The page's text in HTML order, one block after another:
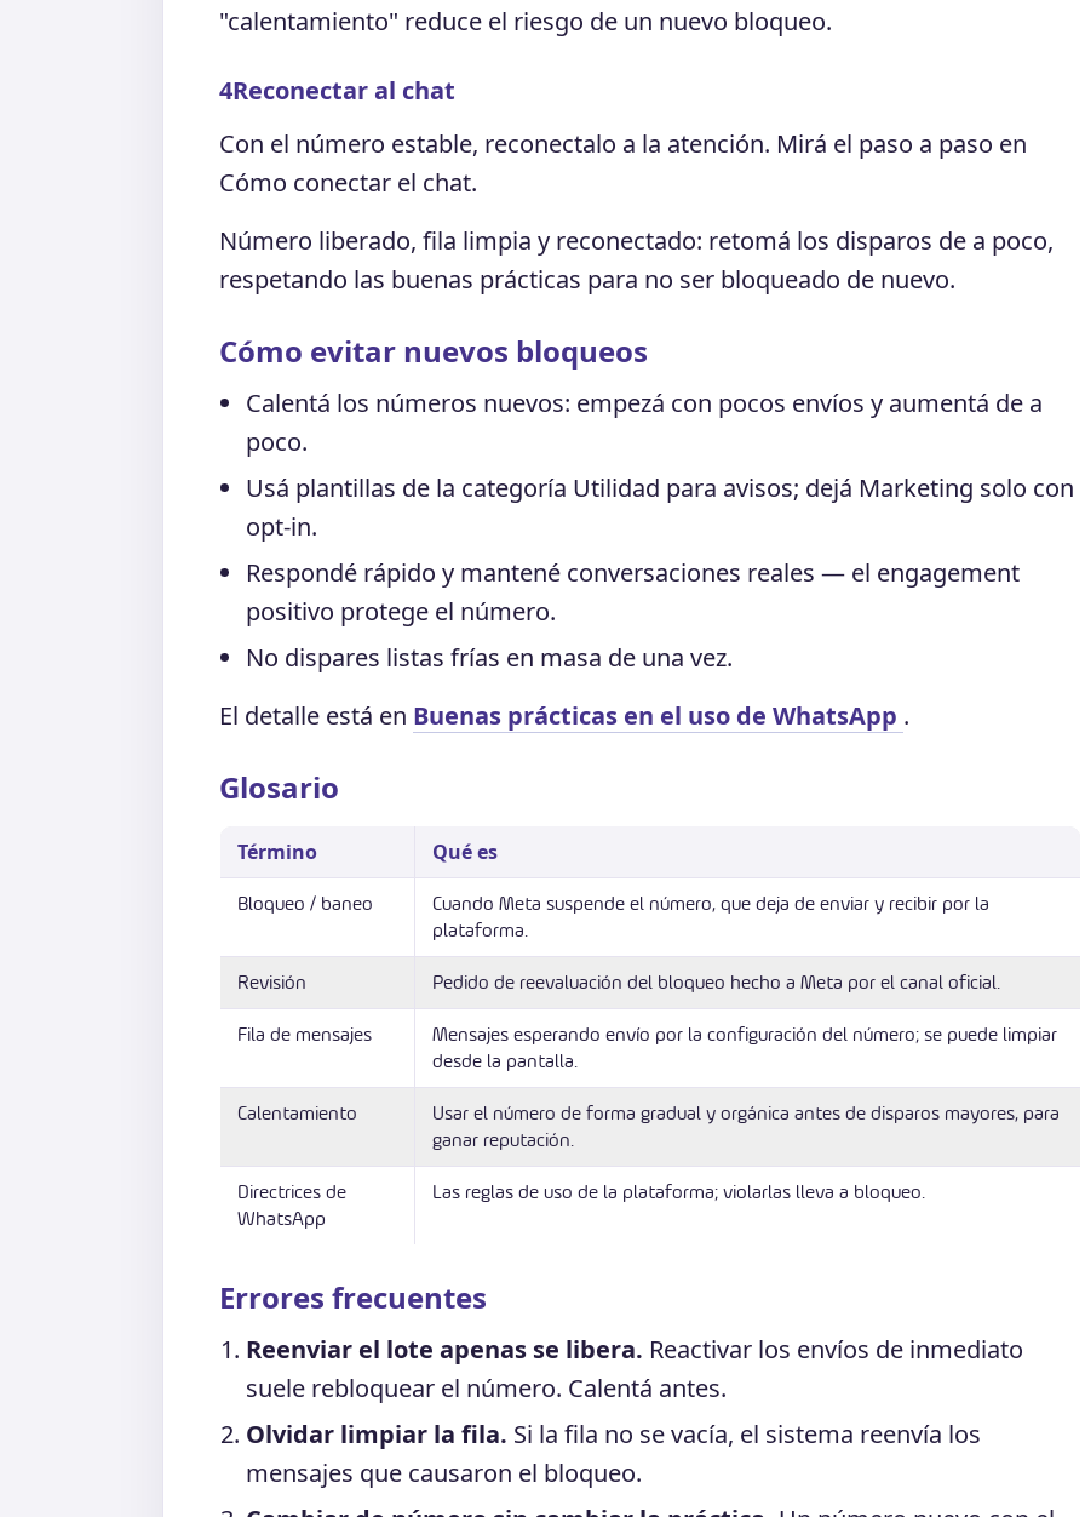
"calentamiento" reduce el riesgo de un nuevo bloqueo.
4Reconectar al chat
Con el número estable, reconectalo a la atención. Mirá el paso a paso en
Cómo conectar el chat.
Número liberado, fila limpia y reconectado: retomá los disparos de a poco,
respetando las buenas prácticas para no ser bloqueado de nuevo.
Cómo evitar nuevos bloqueos
Calentá los números nuevos: empezá con pocos envíos y aumentá de a
poco.
Usá plantillas de la categoría Utilidad para avisos; dejá Marketing solo con
opt-in.
Respondé rápido y mantené conversaciones reales — el engagement
positivo protege el número.
No dispares listas frías en masa de una vez.
El detalle está en Buenas prácticas en el uso de WhatsApp .
Glosario
Término Qué es
Bloqueo / baneo
Cuando Meta suspende el número, que deja de enviar y recibir por la
plataforma.
Revisión Pedido de reevaluación del bloqueo hecho a Meta por el canal oficial.
Fila de mensajes
Mensajes esperando envío por la configuración del número; se puede limpiar
desde la pantalla.
Calentamiento
Usar el número de forma gradual y orgánica antes de disparos mayores, para
ganar reputación.
Directrices de
WhatsApp
Las reglas de uso de la plataforma; violarlas lleva a bloqueo.
Errores frecuentes
Reenviar el lote apenas se libera. Reactivar los envíos de inmediato
suele rebloquear el número. Calentá antes.
Olvidar limpiar la fila. Si la fila no se vacía, el sistema reenvía los
mensajes que causaron el bloqueo.